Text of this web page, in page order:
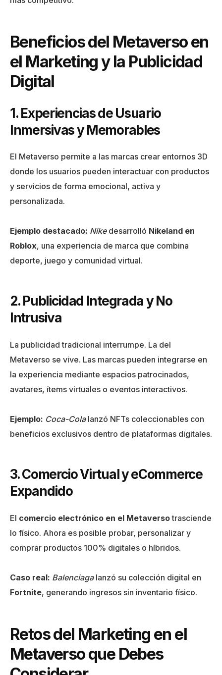
Beneficios del Metaverso en
el Marketing y la Publicidad
Digital
1. Experiencias de Usuario
Inmersivas y Memorables
El Metaverso permite a las marcas crear entornos 3D
donde los usuarios pueden interactuar con productos
y servicios de forma emocional, activa y
personalizada.
Ejemplo destacado: Nikedesarrolló Nikeland en
Roblox, una experiencia de marca que combina
deporte, juego y comunidad virtual.
2. Publicidad Integrada y No
Intrusiva
La publicidad tradicional interrumpe. La del
Metaverso se vive. Las marcas pueden integrarse en
la experiencia mediante espacios patrocinados,
avatares, ítems virtuales o eventos interactivos.
Ejemplo: Coca-Colalanzó NFTs coleccionables con
beneficios exclusivos dentro de plataformas digitales.
3. Comercio Virtual y eCommerce
Expandido
El comercio electrónico en el Metaversotrasciende
lo físico. Ahora es posible probar, personalizar y
comprar productos 100% digitales o híbridos.
Caso real: Balenciagalanzó su colección digital en
Fortnite, generando ingresos sin inventario físico.
Retos del Marketing en el
Metaverso que Debes